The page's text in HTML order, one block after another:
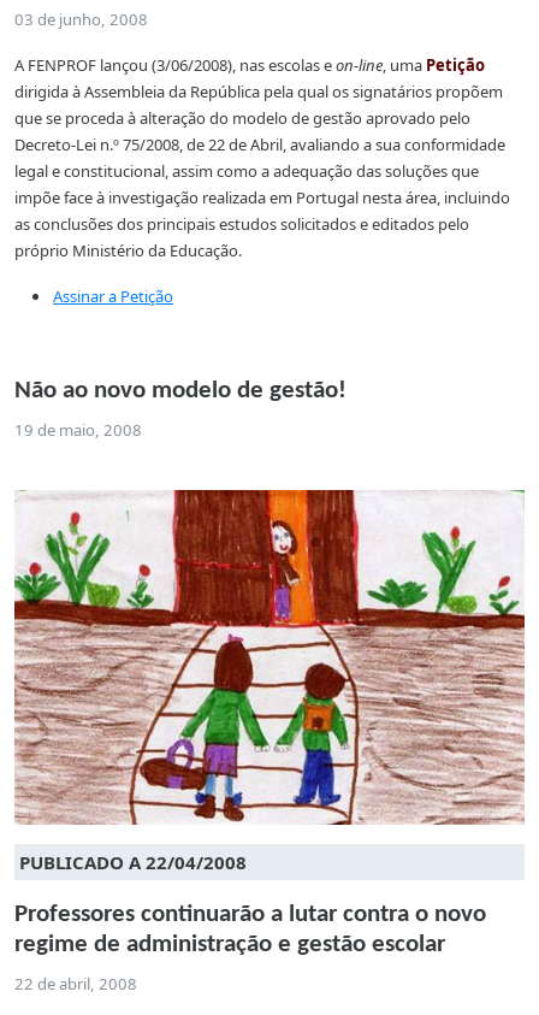
03 de junho, 2008
A FENPROF lançou (3/06/2008), nas escolas eon-line, uma Petição
dirigida à Assembleia da República pela qual os signatários propõem
que se proceda à alteração do modelo de gestão aprovado pelo
Decreto-Lei n.º 75/2008, de 22 de Abril, avaliando a sua conformidade
legal e constitucional, assim como a adequação das soluções que
impõe face à investigação realizada em Portugal nesta área, incluindo
as conclusões dos principais estudos solicitados e editados pelo
próprio Ministério da Educação.
Assinar a Petição
Não ao novo modelo de gestão!
19 de maio, 2008
PUBLICADO A 22/04/2008
Professores continuarão a lutar contra o novo
regime de administração e gestão escolar
22 de abril, 2008